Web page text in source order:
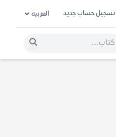
تسجيل حساب جديد